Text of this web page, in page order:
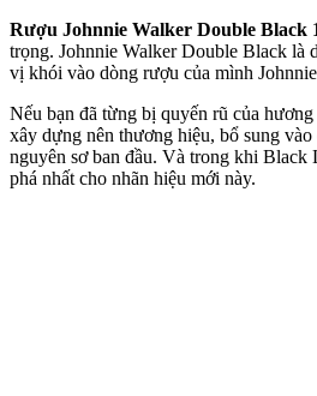
Rượu Johnnie Walker Double Black
trọng. Johnnie Walker Double Black là
vị khói vào dòng rượu của mình
Nếu bạn đã từng bị quyến rũ của
xây dựng nên thương hiệu, bổ sung
nguyên sơ ban đầu. Và trong khi Black
phá nhất cho nhãn hiệu mới này.